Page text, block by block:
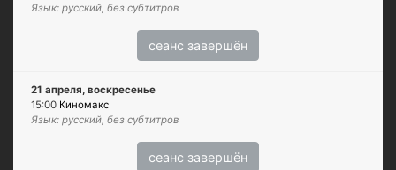
Язык: русский, без субтитров
сеанс завершён
21 апреля, воскресенье
15:00 Киномакс
Язык: русский, без субтитров
сеанс завершён